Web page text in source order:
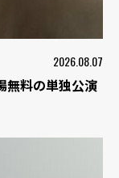
2026.08.07
無料の単独公演